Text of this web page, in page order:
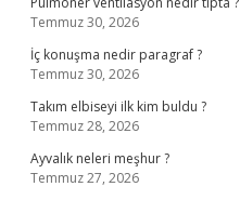
Temmuz 30, 2026
İç konuşma nedir paragraf ?
Temmuz 30, 2026
Takım elbiseyi ilk kim buldu ?
Temmuz 28, 2026
Ayvalık neleri meşhur ?
Temmuz 27, 2026